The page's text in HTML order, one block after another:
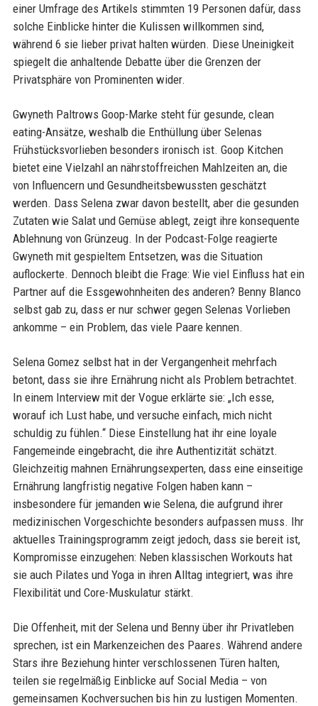
einer Umfrage des Artikels stimmten 19 Personen dafür, dass
solche Einblicke hinter die Kulissen willkommen sind,
während 6 sie lieber privat halten würden. Diese Uneinigkeit
spiegelt die anhaltende Debatte über die Grenzen der
Privatsphäre von Prominenten wider.
Gwyneth Paltrows Goop-Marke steht für gesunde, clean
eating-Ansätze, weshalb die Enthüllung über Selenas
Frühstücksvorlieben besonders ironisch ist. Goop Kitchen
bietet eine Vielzahl an nährstoffreichen Mahlzeiten an, die
von Influencern und Gesundheitsbewussten geschätzt
werden. Dass Selena zwar davon bestellt, aber die gesunden
Zutaten wie Salat und Gemüse ablegt, zeigt ihre konsequente
Ablehnung von Grünzeug. In der Podcast-Folge reagierte
Gwyneth mit gespieltem Entsetzen, was die Situation
auflockerte. Dennoch bleibt die Frage: Wie viel Einfluss hat ein
Partner auf die Essgewohnheiten des anderen? Benny Blanco
selbst gab zu, dass er nur schwer gegen Selenas Vorlieben
ankomme – ein Problem, das viele Paare kennen.
Selena Gomez selbst hat in der Vergangenheit mehrfach
betont, dass sie ihre Ernährung nicht als Problem betrachtet.
In einem Interview mit der Vogue erklärte sie: „Ich esse,
worauf ich Lust habe, und versuche einfach, mich nicht
schuldig zu fühlen.“ Diese Einstellung hat ihr eine loyale
Fangemeinde eingebracht, die ihre Authentizität schätzt.
Gleichzeitig mahnen Ernährungsexperten, dass eine einseitige
Ernährung langfristig negative Folgen haben kann –
insbesondere für jemanden wie Selena, die aufgrund ihrer
medizinischen Vorgeschichte besonders aufpassen muss. Ihr
aktuelles Trainingsprogramm zeigt jedoch, dass sie bereit ist,
Kompromisse einzugehen: Neben klassischen Workouts hat
sie auch Pilates und Yoga in ihren Alltag integriert, was ihre
Flexibilität und Core-Muskulatur stärkt.
Die Offenheit, mit der Selena und Benny über ihr Privatleben
sprechen, ist ein Markenzeichen des Paares. Während andere
Stars ihre Beziehung hinter verschlossenen Türen halten,
teilen sie regelmäßig Einblicke auf Social Media – von
gemeinsamen Kochversuchen bis hin zu lustigen Momenten.